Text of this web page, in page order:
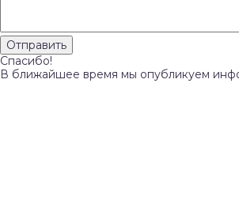
Спасибо!
В ближайшее время мы опубликуем